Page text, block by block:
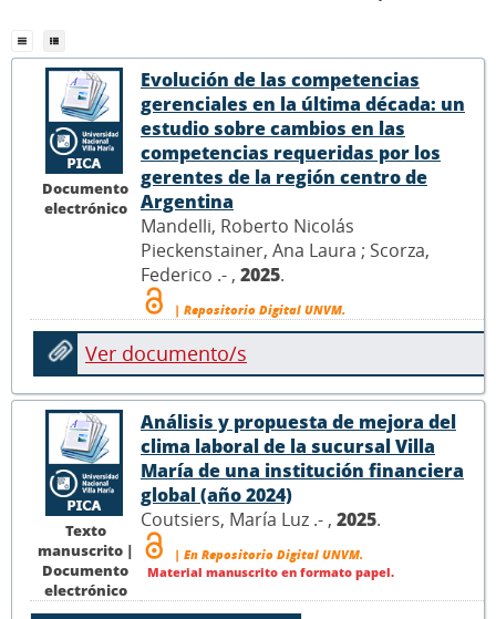
Documento
electrónico
Evolución de las competencias
gerenciales en la última década: un
estudio sobre cambios en las
competencias requeridas por los
gerentes de la región centro de
Argentina
Mandelli, Roberto Nicolás
Pieckenstainer, Ana Laura ; Scorza,
Federico .- , 2025.
| Repositorio Digital UNVM.
Ver documento/s
Texto
manuscrito |
Documento
electrónico
Análisis y propuesta de mejora del
clima laboral de la sucursal Villa
María de una institución financiera
global (año 2024)
Coutsiers, María Luz .- , 2025.
| En Repositorio Digital UNVM.
Material manuscrito en formato papel.